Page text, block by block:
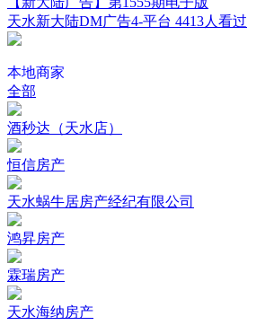
天水新大陆DM广告4-平台 4413人看过
本地商家
全部
酒秒达（天水店）
恒信房产
天水蜗牛居房产经纪有限公司
鸿昇房产
霖瑞房产
天水海纳房产